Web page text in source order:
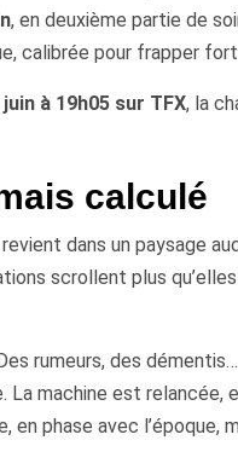
, en deuxième partie de
calibrée pour frapper
à 19h05 sur TFX, la
calculé
dans un paysage
scrollent plus
rumeurs, des démentis…
La machine est relancée,
phase avec l’époque,